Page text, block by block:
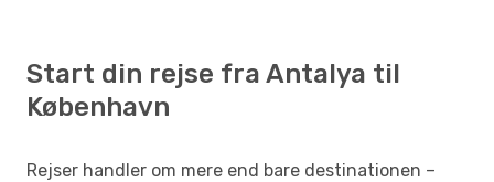
Start din rejse fra Antalya til
København
Rejser handler om mere end bare destinationen –